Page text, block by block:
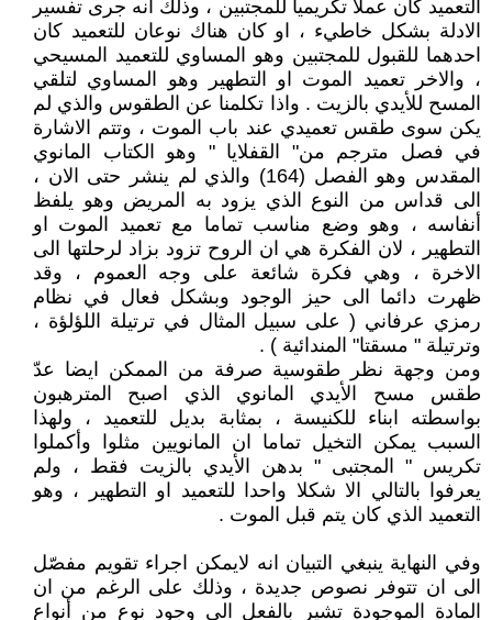
التعميد كان عملا تكريميا للمجتبين ، وذلك انه جرى تفسير
الادلة بشكل خاطيء ، او كان هناك نوعان للتعميد كان
احدهما للقبول للمجتبين وهو المساوي للتعميد المسيحي
، والاخر تعميد الموت او التطهير وهو المساوي لتلقي
المسح للأيدي بالزيت . واذا تكلمنا عن الطقوس والذي لم
يكن سوى طقس تعميدي عند باب الموت ، وتتم الاشارة
في فصل مترجم من" القفلايا " وهو الكتاب المانوي
المقدس وهو الفصل (164) والذي لم ينشر حتى الان ،
الى قداس من النوع الذي يزود به المريض وهو يلفظ
أنفاسه ، وهو وضع مناسب تماما مع تعميد الموت او
التطهير ، لان الفكرة هي ان الروح تزود بزاد لرحلتها الى
الاخرة ، وهي فكرة شائعة على وجه العموم ، وقد
ظهرت دائما الى حيز الوجود وبشكل فعال في نظام
رمزي عرفاني ( على سبيل المثال في ترتيلة اللؤلؤة ،
وترتيلة " مسقتا" المندائية ) .
ومن وجهة نظر طقوسية صرفة من الممكن ايضا عدّ
طقس مسح الأيدي المانوي الذي اصبح المترهبون
بواسطته ابناء للكنيسة ، بمثابة بديل للتعميد ، ولهذا
السبب يمكن التخيل تماما ان المانويين مثلوا وأكملوا
تكريس " المجتبى " بدهن الأيدي بالزيت فقط ، ولم
يعرفوا بالتالي الا شكلا واحدا للتعميد او التطهير ، وهو
التعميد الذي كان يتم قبل الموت .
وفي النهاية ينبغي التبيان انه لايمكن اجراء تقويم مفصّل
الى ان تتوفر نصوص جديدة ، وذلك على الرغم من ان
المادة الموجودة تشير بالفعل الى وجود نوع من أنواع